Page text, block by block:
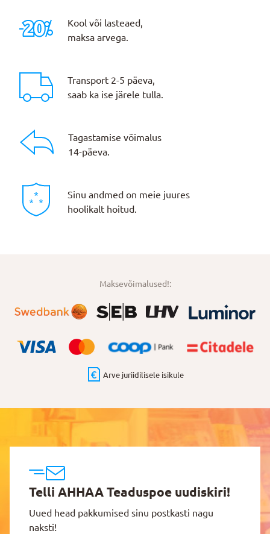
Kool või lasteaed,
maksa arvega.
Transport 2-5 päeva,
saab ka ise järele tulla.
Tagastamise võimalus
14-päeva.
Sinu andmed on meie juures
hoolikalt hoitud.
Maksevõimalused!:
Arve juriidilisele isikule
Telli AHHAA Teaduspoe uudiskiri!
Uued head pakkumised sinu postkasti nagu
naksti!